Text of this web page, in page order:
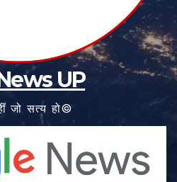
UP
जो सत्य हो©